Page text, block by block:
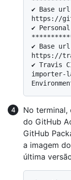
✔ Base
https://
✔
✔ Base
https://
✔ Travis
importer-
No terminal,
do GitHub
GitHub
a imagem
última